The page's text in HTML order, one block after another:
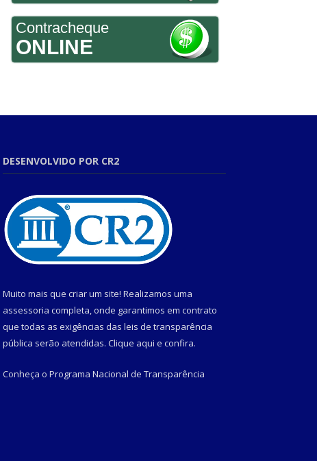
Contracheque
ONLINE
DESENVOLVIDO POR CR2
Muito mais que criar um site! Realizamos uma
assessoria completa, onde garantimos em contrato
que todas as exigências das leis de transparência
pública serão atendidas. Clique aqui e confira.
Conheça o Programa Nacional de Transparência